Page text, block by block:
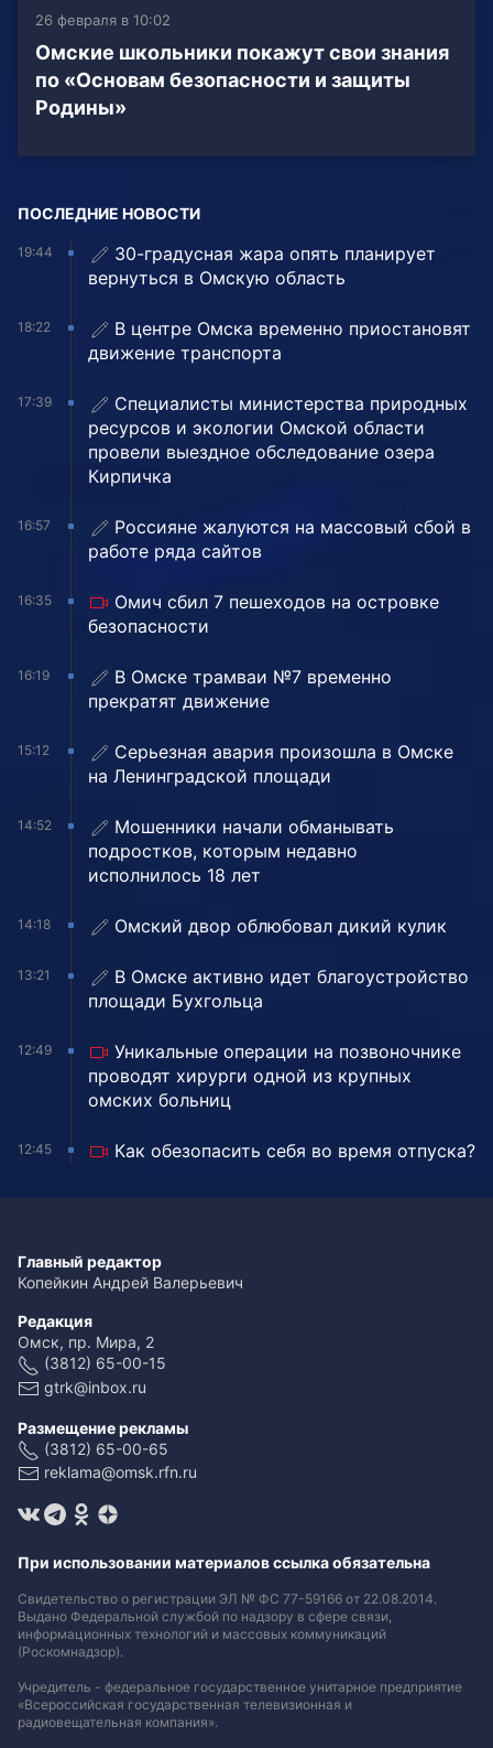
26 февраля в 10:02
Омские школьники покажут свои знания
по «Основам безопасности и защиты
Родины»
ПОСЛЕДНИЕ НОВОСТИ
19:44
30-градусная жара опять планирует
вернуться в Омскую область
18:22
В центре Омска временно приостановят
движение транспорта
17:39
Специалисты министерства природных
ресурсов и экологии Омской области
провели выездное обследование озера
Кирпичка
16:57
Россияне жалуются на массовый сбой в
работе ряда сайтов
16:35
Омич сбил 7 пешеходов на островке
безопасности
16:19
В Омске трамваи №7 временно
прекратят движение
15:12
Серьезная авария произошла в Омске
на Ленинградской площади
14:52
Мошенники начали обманывать
подростков, которым недавно
исполнилось 18 лет
14:18 Омский двор облюбовал дикий кулик
13:21
В Омске активно идет благоустройство
площади Бухгольца
12:49
Уникальные операции на позвоночнике
проводят хирурги одной из крупных
омских больниц
12:45 Как обезопасить себя во время отпуска?
Главный редактор
Копейкин Андрей Валерьевич
Редакция
Омск, пр. Мира, 2
(3812) 65-00-15
gtrk@inbox.ru
Размещение рекламы
(3812) 65-00-65
reklama@omsk.rfn.ru
При использовании материалов ссылка обязательна
Свидетельство о регистрации ЭЛ № ФС 77-59166 от 22.08.2014.
Выдано Федеральной службой по надзору в сфере связи,
информационных технологий и массовых коммуникаций
(Роскомнадзор).
Учредитель - федеральное государственное унитарное предприятие
«Всероссийская государственная телевизионная и
радиовещательная компания».